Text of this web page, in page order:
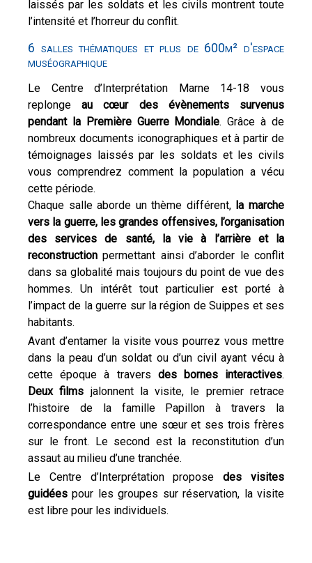
laissés par les soldats et les civils montrent toute
l’intensité et l’horreur du conflit.
6 salles thématiques et plus de 600m² d'espace
muséographique
Le Centre d’Interprétation Marne 14-18 vous
replongeau cœur des évènements survenus
pendant la Première Guerre Mondiale. Grâce à de
nombreux documents iconographiques et à partir de
témoignages laissés par les soldats et les civils
vous comprendrez comment la population a vécu
cette période.
Chaque salle aborde un thème différent, la marche
vers la guerre, les grandes offensives, l’organisation
des services de santé, la vie à l’arrière et la
reconstruction permettant ainsi d’aborder le conflit
dans sa globalité mais toujours du point de vue des
hommes. Un intérêt tout particulier est porté à
l’impact de la guerre sur la région de Suippes et ses
habitants.
Avant d’entamer la visite vous pourrez vous mettre
dans la peau d’un soldat ou d’un civil ayant vécu à
cette époque à travers des bornes interactives.
Deux films jalonnent la visite, le premier retrace
l’histoire de la famille Papillon à travers la
correspondance entre une sœur et ses trois frères
sur le front. Le second est la reconstitution d’un
assaut au milieu d’une tranchée.
Le Centre d’Interprétation proposedes visites
guidées pour les groupes sur réservation, la visite
est libre pour les individuels.